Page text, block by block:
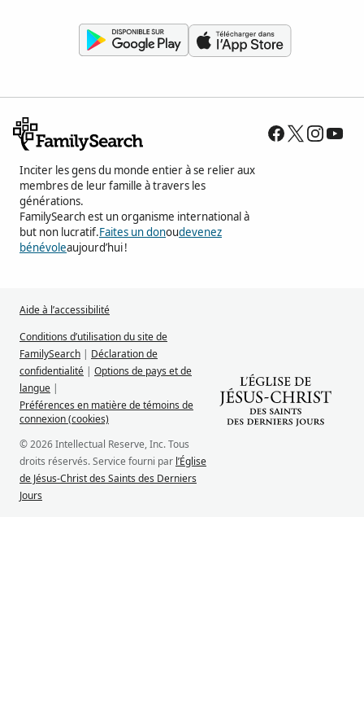
Inciter les gens du monde entier à se relier aux
membres de leur famille à travers les
générations.
FamilySearch est un organisme international à
but non lucratif.Faites un donoudevenez
bénévoleaujourd’hui !
Aide à l’accessibilité
Conditions d’utilisation du site de
FamilySearch | Déclaration de
confidentialité | Options de pays et de
langue |
Préférences en matière de témoins de
connexion (cookies)
© 2026 Intellectual Reserve, Inc. Tous
droits réservés. Service fourni par l’Église
de Jésus-Christ des Saints des Derniers
Jours